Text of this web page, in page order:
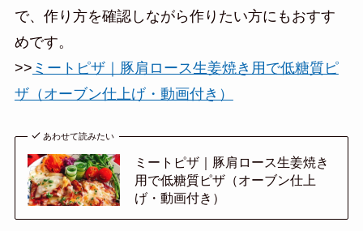
で、作り方を確認しながら作りたい方にもおすす
めです。
>> ミートピザ｜豚肩ロース生姜焼き用で低糖質ピ
ザ（オーブン仕上げ・動画付き）
あわせて読みたい
ミートピザ｜豚肩ロース生姜焼き
用で低糖質ピザ（オーブン仕上
げ・動画付き）